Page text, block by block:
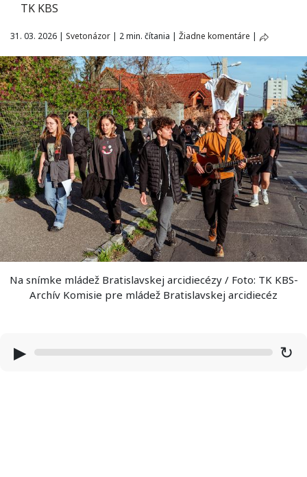
TK KBS
31. 03. 2026 | Svetonázor | 2 min. čítania | Žiadne komentáre |
Na snímke mládež Bratislavskej arcidiecézy / Foto: TK KBS-
Archív Komisie pre mládež Bratislavskej arcidiecéz
▶ ↻